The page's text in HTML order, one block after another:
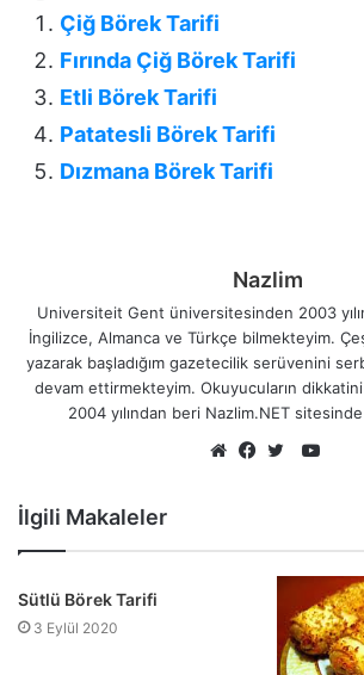
Çiğ Börek Tarifi
Fırında Çiğ Börek Tarifi
Etli Börek Tarifi
Patatesli Börek Tarifi
Dızmana Börek Tarifi
Nazlim
Universiteit Gent üniversitesinden 2003
İngilizce, Almanca ve Türkçe bilmekteyim.
yazarak başladığım gazetecilik serüvenini
devam ettirmekteyim. Okuyucuların
2004 yılından beri Nazlim.NET
İlgili Makaleler
Sütlü Börek Tarifi
3 Eylül 2020